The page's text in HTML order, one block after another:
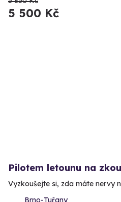
5 500 Kč
Pilotem letounu na
Vyzkoušejte si, zda máte nervy
Brno-Tuřany